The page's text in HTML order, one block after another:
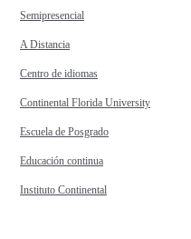
Semipresencial
A Distancia
Centro de idiomas
Continental Florida University
Escuela de Posgrado
Educación continua
Instituto Continental